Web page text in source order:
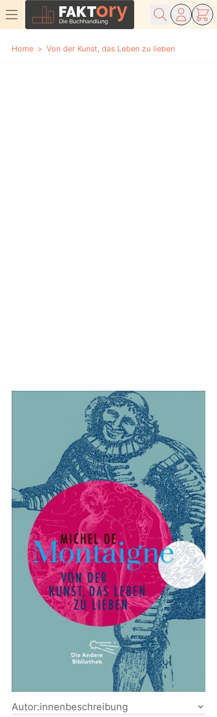
Home
Von der Kunst, das Leben zu lieben
Von der Kunst, das
Leben zu lieben
Zur Wunschliste hinzufügen
Montaigne Michel de
Verlag: AB -
Die Andere
Bibliothek
19.01.2015
Buch
304 Seiten
festgebunden
ISBN: 978-3-
8477-4030-8
Autor:innenbeschreibung